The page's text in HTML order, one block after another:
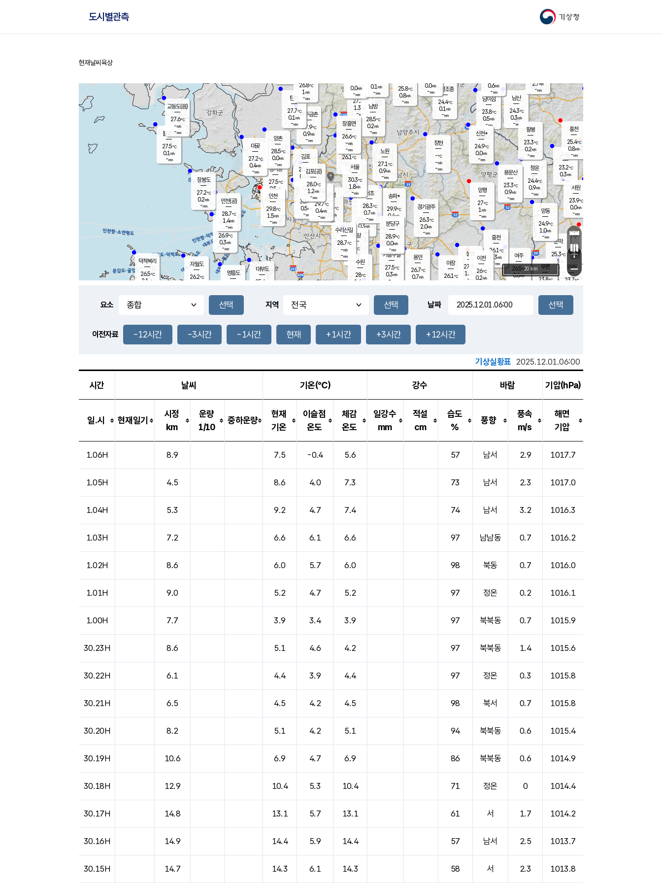
기상청
도시별관측
홈
현재날씨 육상
풍도
0.4m/s
문막
25.3℃
0.6m/s
mm
남이섬
23.8℃
0.5m/s
-mm
무의도
26.9℃
0.3m/s
-mm
영흥도
볼음도
27.5℃
0.1 m/s
-mm
자월도
26.2℃
양주
27.3℃
1.3
-mm
부론
23.8℃
과천
26.4℃
0.3m/s
- mm
남산
24.3℃
0.3m/s
-mm
장봉도
27.2℃
0.2m/s
-mm
-mm
청운
24.4℃
0.9m/s
-mm
팔봉
23.3℃
0.2m/s
-mm
-mm
용인
26.7℃
0.7m/s
여주
26.5℃
0.6m/s
양동
24.9℃
1.0m/s
-mm
경기광주
26.3℃
2.0m/s
-mm
장호원
0.6m/s
-mm
26.1
℃
대부도
25.4
-
경서동
27.5℃
0.5 m/s
-mm
파주금촌
27.9℃
0.9m/s
-mm
가평조종
24.4℃
0.1 m/s
-mm
25.8℃
0.8m/s
-mm
대곶
27.2℃
0.4m/s
-mm
신천*
24.9℃
0.0m/s
-mm
창현
-℃
-m/s
-mm
탄현
27.7℃
0.1 m/s
-mm
0.0m/s
-mm
27.9℃
0.4m/s
-mm
흥천
26.1℃
0.3m/s
-mm
마장
26.1℃
의왕
- ℃
m/s
mm
김포
28.1℃
0.0 m/s
mm
설봉
27.8
1.0
- mm
광명
30.4 ℃
0.5 m/s
-mm
부천
30.4℃
0.5m/s
-mm
-mm
양촌
28.5℃
0.0m/s
-mm
구로
29.7℃
0.4m/s
-mm
은평
26.1℃
0.0 m/s
- mm
노원
27.1℃
0.9m/s
-mm
송파*
29.9℃
0.4m/s
-mm
서초
28.3℃
0.7m/s
-mm
남방
28.5℃
0.2m/s
-mm
기흥구갈
27.5℃
0.3m/s
-
수리산길
28.7℃
-m/s
-mm
분당구
28.9℃
0.0m/s
-mm
장흥면
26.6℃
-m/s
-mm
0.0m/s
-mm
시동
23.2℃
0.3m/s
- mm
귀래
23.7℃
서원
23.9℃
0.0m/s
-mm
용문산
23.3℃
0.9m/s
-mm
덕적북리
26.5℃
2.1 m/s
인천(공)
28.7℃
1.4m/s
-mm
김포(공)
28.0℃
1.2m/s
-mm
교동도(음)
27.6℃
-m/s
-mm
홍천
25.4℃
0.8m/s
-mm
이천
26℃
0.2m/s
양평
27℃
1 m/s
-mm
수원
28℃
1.4 m/s
인천
29.8℃
1.5m/s
-mm
서울
30.3℃
1.8m/s
-mm
2.7 m/s
-mm
26.8℃
1 m/s
-mm
0.1 m/s
-mm
+
−
20 km
요소 지역 날짜
이전자료 -12시간 -3시간 -1시간 현재 +1시간 +3시간 +12시간
기상실황표 2025.12.01.06:00
시간 날씨 기온(℃) 강수 바람 기압(hPa)
일.시 현재일기
시정
km
운량
1/10
중하운량
현재
기온
이슬점
온도
체감
온도
일강수
mm
적설
cm
습도
%
풍향
풍속
m/s
해면
기압
1.06H 8.9 7.5 -0.4 5.6 57 남서 2.9 1017.7
1.05H 4.5 8.6 4.0 7.3 73 남서 2.3 1017.0
1.04H 5.3 9.2 4.7 7.4 74 남서 3.2 1016.3
1.03H 7.2 6.6 6.1 6.6 97 남남동 0.7 1016.2
1.02H 8.6 6.0 5.7 6.0 98 북동 0.7 1016.0
1.01H 9.0 5.2 4.7 5.2 97 정온 0.2 1016.1
1.00H 7.7 3.9 3.4 3.9 97 북북동 0.7 1015.9
30.23H 8.6 5.1 4.6 4.2 97 북북동 1.4 1015.6
30.22H 6.1 4.4 3.9 4.4 97 정온 0.3 1015.8
30.21H 6.5 4.5 4.2 4.5 98 북서 0.7 1015.8
30.20H 8.2 5.1 4.2 5.1 94 북북동 0.6 1015.4
30.19H 10.6 6.9 4.7 6.9 86 북북동 0.6 1014.9
30.18H 12.9 10.4 5.3 10.4 71 정온 0 1014.4
30.17H 14.8 13.1 5.7 13.1 61 서 1.7 1014.2
30.16H 14.9 14.4 5.9 14.4 57 남서 2.5 1013.7
30.15H 14.7 14.3 6.1 14.3 58 서 2.3 1013.8